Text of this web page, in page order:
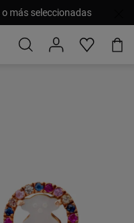
más seleccionadas